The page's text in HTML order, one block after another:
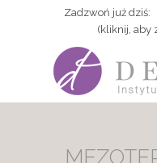
Zadzwoń już dziś:
(kliknij, aby